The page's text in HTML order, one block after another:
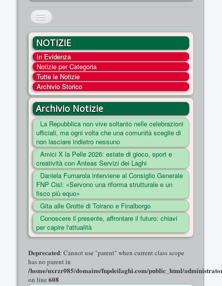
Cambia
HOME
CHI SIAMO
DOVE SIAMO
COSA FACCIAMO
ENTI
NOTIZIE
ESSENZIALI
MAPPA DEL SITO
CONVENZIONI
FOTO
SOCIAL
NOTIZIE
In Evidenza
Notizie per Categoria
Tutte le Notizie
Archivio Storico
Archivio Notizie
La Repubblica non vive soltanto nelle celebrazioni
ufficiali, ma ogni volta che una comunità sceglie di
non lasciare indietro nessuno
Amici X la Pelle 2026: estate di gioco, sport e
creatività con Anteas Servizi dei Laghi
Daniela Fumarola interviene al Consiglio Generale
FNP Cisl: «Servono una riforma strutturale e un
fisco più equo»
Gita alle Grotte di Toirano e Finalborgo
Conoscere il presente, affrontare il futuro: chiavi
per capire l'attualità
Deprecated: Cannot use "parent" when current class scope
has no parent in
/home/uxrzr085/domains/fnpdeilaghi.com/public_html/
on line 608